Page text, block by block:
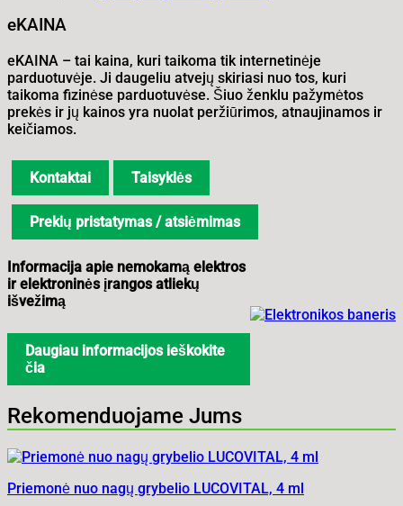
eKAINA
eKAINA – tai kaina, kuri taikoma tik internetinėje
parduotuvėje. Ji daugeliu atvejų skiriasi nuo tos, kuri
taikoma fizinėse parduotuvėse. Šiuo ženklu pažymėtos
prekės ir jų kainos yra nuolat peržiūrimos, atnaujinamos ir
keičiamos.
Kontaktai Taisyklės
Prekių pristatymas / atsiėmimas
Informacija apie nemokamą elektros
ir elektroninės įrangos atliekų
išvežimą
Daugiau informacijos ieškokite
čia
Rekomenduojame Jums
Priemonė nuo nagų grybelio LUCOVITAL, 4 ml